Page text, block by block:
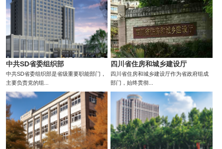
中共SD省委组织部
中共SD省委组织部是省级重要职能部门，
主要负责党的组...
四川省住房和城乡建设厅
四川省住房和城乡建设厅作为省政府组成
部门，始终贯彻...